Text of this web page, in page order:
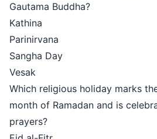
Gautama Buddha?
Kathina
Parinirvana
Sangha Day
Vesak
Which religious holiday marks
month of Ramadan and is
prayers?